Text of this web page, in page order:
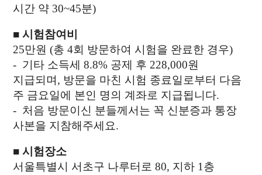
시간 약 30~45분)
■시험참여비
25만원 (총 4회 방문하여 시험을 완료한 경우)
- 기타 소득세 8.8% 공제 후 228,000원
지급되며, 방문을 마친 시험 종료일로부터 다음
주 금요일에 본인 명의 계좌로 지급됩니다.
- 처음 방문이신 분들께서는 꼭 신분증과 통장
사본을 지참해주세요.
■시험장소
서울특별시 서초구 나루터로 80, 지하 1층